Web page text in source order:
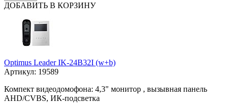
ДОБАВИТЬ В КОРЗИНУ
Optimus Leader IK-24B32I (w+b)
Артикул: 19589
Компект видеодомофона: 4,3" монитор , вызывная панель
AHD/CVBS, ИК-подсветка